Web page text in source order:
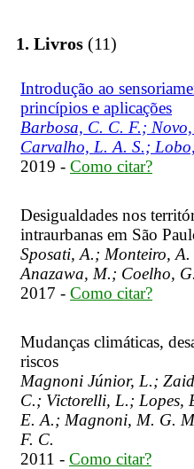
1. Livros (11)
Introdução ao
princípios e aplicações
Barbosa, C. C. F.;
Carvalho, L. A. S.;
2019 - Como citar?
Desigualdades nos
intraurbanas em São
Sposati, A.; Monteiro,
Anazawa, M.; Coelho,
2017 - Como citar?
Mudanças climáticas,
riscos
Magnoni Júnior, L.;
C.; Victorelli, L.; Lopes,
E. A.; Magnoni, M. G.
F. C.
2011 - Como citar?